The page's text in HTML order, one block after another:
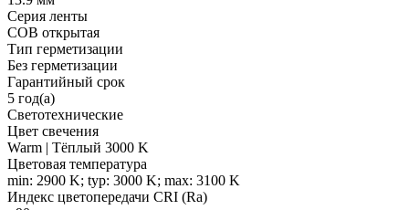
Серия ленты
COB открытая
Тип герметизации
Без герметизации
Гарантийный срок
5 год(а)
Светотехнические
Цвет свечения
Warm | Тёплый 3000 K
Цветовая температура
min: 2900 K; typ: 3000 K; max: 3100 K
Индекс цветопередачи CRI (Ra)